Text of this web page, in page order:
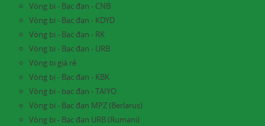
Vòng bi - Bạc đạn - CNB
Vòng bi - Bạc đạn - KDYD
Vòng bi - Bạc đạn - RK
Vòng bi - Bạc đạn - URB
Vòng bi giá rẻ
Vòng bị - Bạc đạn - KBK
Vòng bi - bạc đạn - TAIYO
Vòng bi - Bạc đạn MPZ (Berlarus)
Vòng bi - Bạc đạn URB (Rumani)